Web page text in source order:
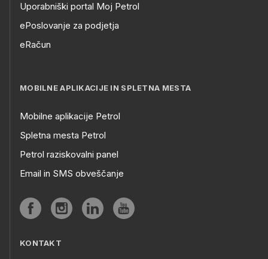
Uporabniški portal Moj Petrol
ePoslovanje za podjetja
eRačun
MOBILNE APLIKACIJE IN SPLETNA MESTA
Mobilne aplikacije Petrol
Spletna mesta Petrol
Petrol raziskovalni panel
Email in SMS obveščanje
KONTAKT